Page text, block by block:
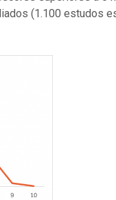
(1.100 estudos